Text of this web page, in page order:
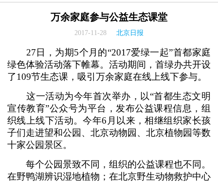
万余家庭参与公益生态课堂
2017-11-28 北京日报
27日，为期5个月的“2017爱绿一起”首都家庭
绿色体验活动落下帷幕。活动期间，首绿办共开设
了109节生态课，吸引万余家庭在线上线下参与。
这一活动为今年首次举办，以“首都生态文明
宣传教育”公众号为平台，发布公益课程信息，组
织线上线下活动。今年6月以来，相继组织家长孩
子们走进望和公园、北京动物园、北京植物园等数
十家公园景区。
每个公园景致不同，组织的公益课程也不同。
在野鸭湖辨识湿地植物；在北京野生动物救护中心